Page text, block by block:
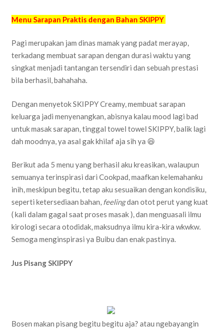
Menu Sarapan Praktis dengan Bahan SKIPPY
Pagi merupakan jam dinas mamak yang padat merayap,
terkadang membuat sarapan dengan durasi waktu yang
singkat menjadi tantangan tersendiri dan sebuah prestasi
bila berhasil, bahahaha.
Dengan menyetok SKIPPY Creamy, membuat sarapan
keluarga jadi menyenangkan, abisnya kalau mood lagi bad
untuk masak sarapan, tinggal towel towel SKIPPY, balik lagi
dah moodnya, ya asal gak khilaf aja sih ya 😆
Berikut ada 5 menu yang berhasil aku kreasikan, walaupun
semuanya terinspirasi dari Cookpad, maafkan kelemahanku
inih, meskipun begitu, tetap aku sesuaikan dengan kondisiku,
seperti ketersediaan bahan, feelingdan otot perut yang kuat
( kali dalam gagal saat proses masak ), dan menguasali ilmu
kirologi secara otodidak, maksudnya ilmu kira-kira wkwkw.
Semoga menginspirasi ya Buibu dan enak pastinya.
Jus Pisang SKIPPY
Bosen makan pisang begitu begitu aja? atau ngebayangin